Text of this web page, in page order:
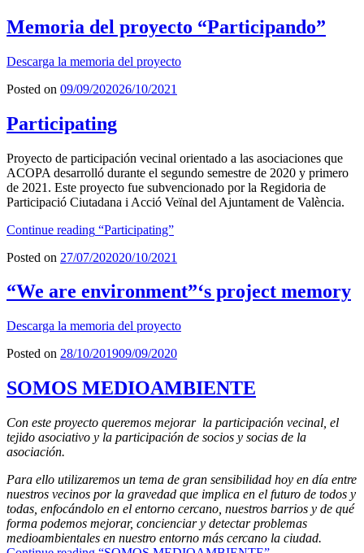
Memoria del proyecto “Participando”
Descarga la memoria del proyecto
Posted on 09/09/202026/10/2021
Participating
Proyecto de participación vecinal orientado a las asociaciones que
ACOPA desarrolló durante el segundo semestre de 2020 y primero
de 2021. Este proyecto fue subvencionado por la Regidoria de
Participació Ciutadana i Acció Veïnal del Ajuntament de València.
Continue reading “Participating”
Posted on 27/07/202020/10/2021
“We are environment”‘s project memory
Descarga la memoria del proyecto
Posted on 28/10/201909/09/2020
SOMOS MEDIOAMBIENTE
Con este proyecto queremos mejorar la participación vecinal, el
tejido asociativo y la participación de socios y socias de la
asociación.
Para ello utilizaremos un tema de gran sensibilidad hoy en día entre
nuestros vecinos por la gravedad que implica en el futuro de todos y
todas, enfocándolo en el entorno cercano, nuestros barrios y de qué
forma podemos mejorar, concienciar y detectar problemas
medioambientales en nuestro entorno más cercano la ciudad.